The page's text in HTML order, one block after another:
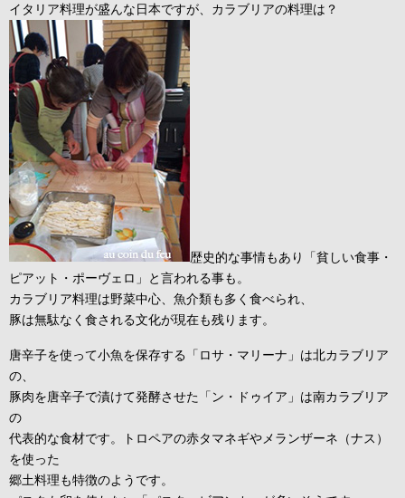
イタリア料理が盛んな日本ですが、カラブリアの料理は？
歴史的な事情もあり「貧しい食事・
ピアット・ポーヴェロ」と言われる事も。
カラブリア料理は野菜中心、魚介類も多く食べられ、
豚は無駄なく食される文化が現在も残ります。
唐辛子を使って小魚を保存する「ロサ・マリーナ」は北カラブリア
の、
豚肉を唐辛子で漬けて発酵させた「ン・ドゥイア」は南カラブリア
の
代表的な食材です。トロペアの赤タマネギやメランザーネ（ナス）
を使った
郷土料理も特徴のようです。